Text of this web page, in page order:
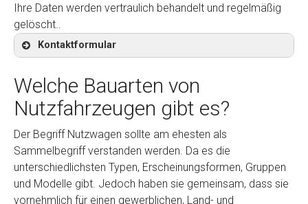
Ihre Daten werden vertraulich behandelt und regelmäßig
gelöscht..
Kontaktformular
Kontaktformular
Marke
Welche Bauarten von
Nutzfahrzeugen gibt es?
Der Begriff Nutzwagen sollte am ehesten als
Sammelbegriff verstanden werden. Da es die
unterschiedlichsten Typen, Erscheinungsformen, Gruppen
und Modelle gibt. Jedoch haben sie gemeinsam, dass sie
vornehmlich für einen gewerblichen, Land- und